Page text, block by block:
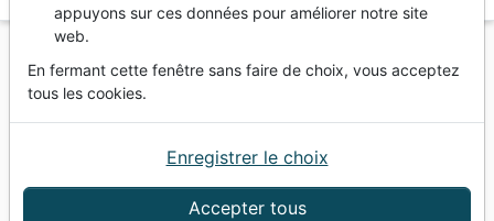
Vous ne pouvez pas créer de nouvelle commande
depuis votre pays (United States).
Objets cadeaux
Schokolade Sei stark
appuyons sur ces données pour améliorer notre site
web.
En fermant cette fenêtre sans faire de choix, vous acceptez
tous les cookies.
Accepter tous
Enregistrer le choix